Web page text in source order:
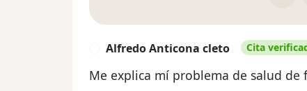
Alfredo Anticona cleto Cita
Me explica mí problema de salud